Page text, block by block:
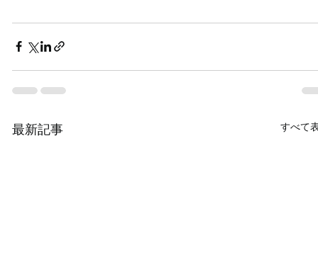
最新記事 すべて